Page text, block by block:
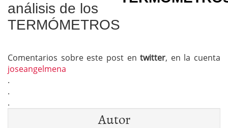
análisis de los
TERMÓMETROS
Comentarios sobre este post entwitter, en la cuenta
joseangelmena
.
.
.
Autor